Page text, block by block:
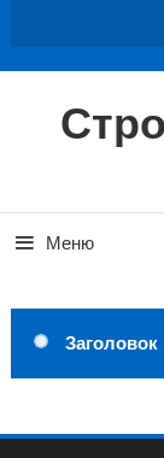
Меню
Заголовок